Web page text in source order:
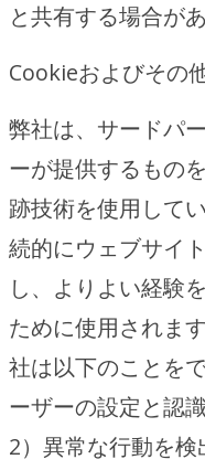
と共有する場合が
Cookieおよびその
弊社は、サードパ
ーが提供するもの
跡技術を使用して
続的にウェブサイ
し、よりよい経験
ために使用されま
社は以下のことを
ーザーの設定と認
2）異常な行動を